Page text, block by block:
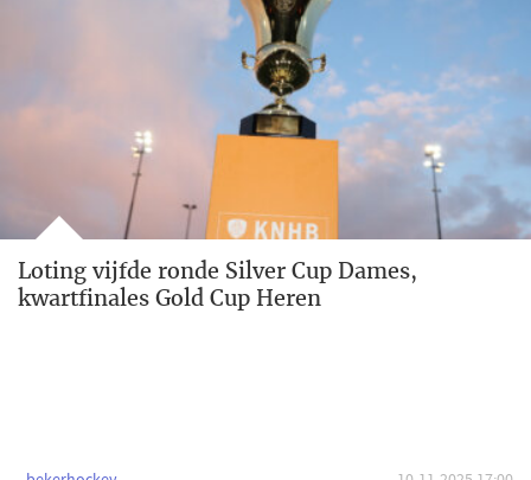
Loting vijfde ronde Silver Cup Dames,
kwartfinales Gold Cup Heren